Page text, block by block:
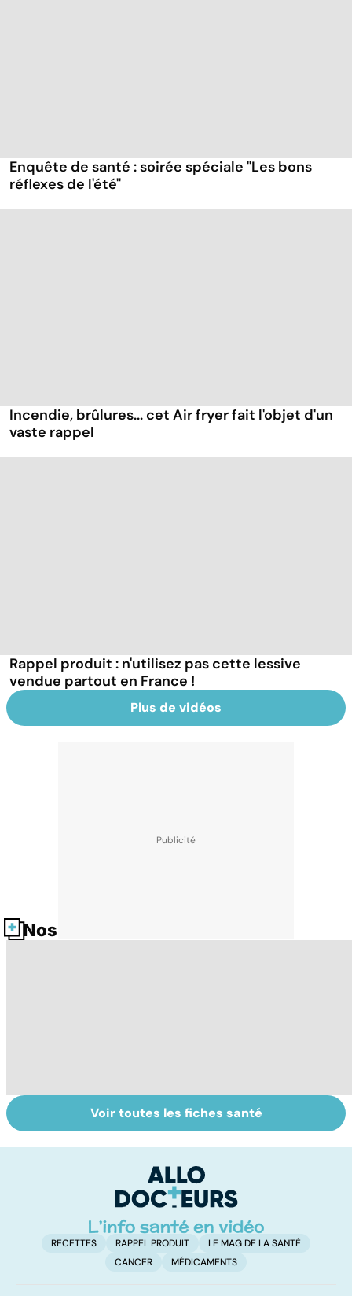
Enquête de santé : soirée spéciale "Les bons
réflexes de l'été"
Incendie, brûlures... cet Air fryer fait l'objet d'un
vaste rappel
Rappel produit : n'utilisez pas cette lessive
vendue partout en France !
Plus de vidéos
Nos fiches santé
Suicide : prévenir
le passage à
Un rhume, ça se
soigne ?
Voir toutes les fiches santé
RECETTES RAPPEL PRODUIT
LE MAG DE LA SANTÉ
CANCER
MÉDICAMENTS